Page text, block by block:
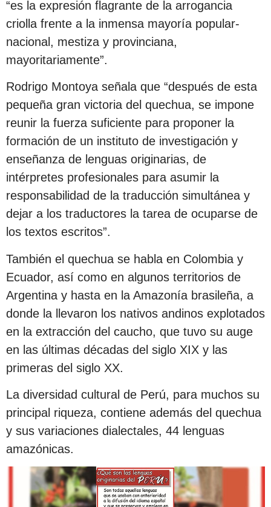
“es la expresión flagrante de la arrogancia
criolla frente a la inmensa mayoría popular-
nacional, mestiza y provinciana,
mayoritariamente”.
Rodrigo Montoya señala que “después de esta
pequeña gran victoria del quechua, se impone
reunir la fuerza suficiente para proponer la
formación de un instituto de investigación y
enseñanza de lenguas originarias, de
intérpretes profesionales para asumir la
responsabilidad de la traducción simultánea y
dejar a los traductores la tarea de ocuparse de
los textos escritos”.
También el quechua se habla en Colombia y
Ecuador, así como en algunos territorios de
Argentina y hasta en la Amazonía brasileña, a
donde la llevaron los nativos andinos explotados
en la extracción del caucho, que tuvo su auge
en las últimas décadas del siglo XIX y las
primeras del siglo XX.
La diversidad cultural de Perú, para muchos su
principal riqueza, contiene además del quechua
y sus variaciones dialectales, 44 lenguas
amazónicas.